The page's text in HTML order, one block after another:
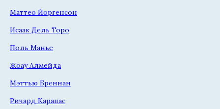
Маттео Йоргенсон
Исаак Дель Торо
Поль Манье
Жоау Алмейда
Мэттью Бреннан
Ричард Карапас